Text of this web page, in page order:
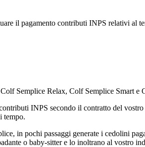
il pagamento contributi INPS relativi al
Semplice Relax, Colf Semplice Smart e
INPS secondo il contratto del
tempo.
in pochi passaggi generate i cedolini
o baby-sitter e lo inoltrano al vostro